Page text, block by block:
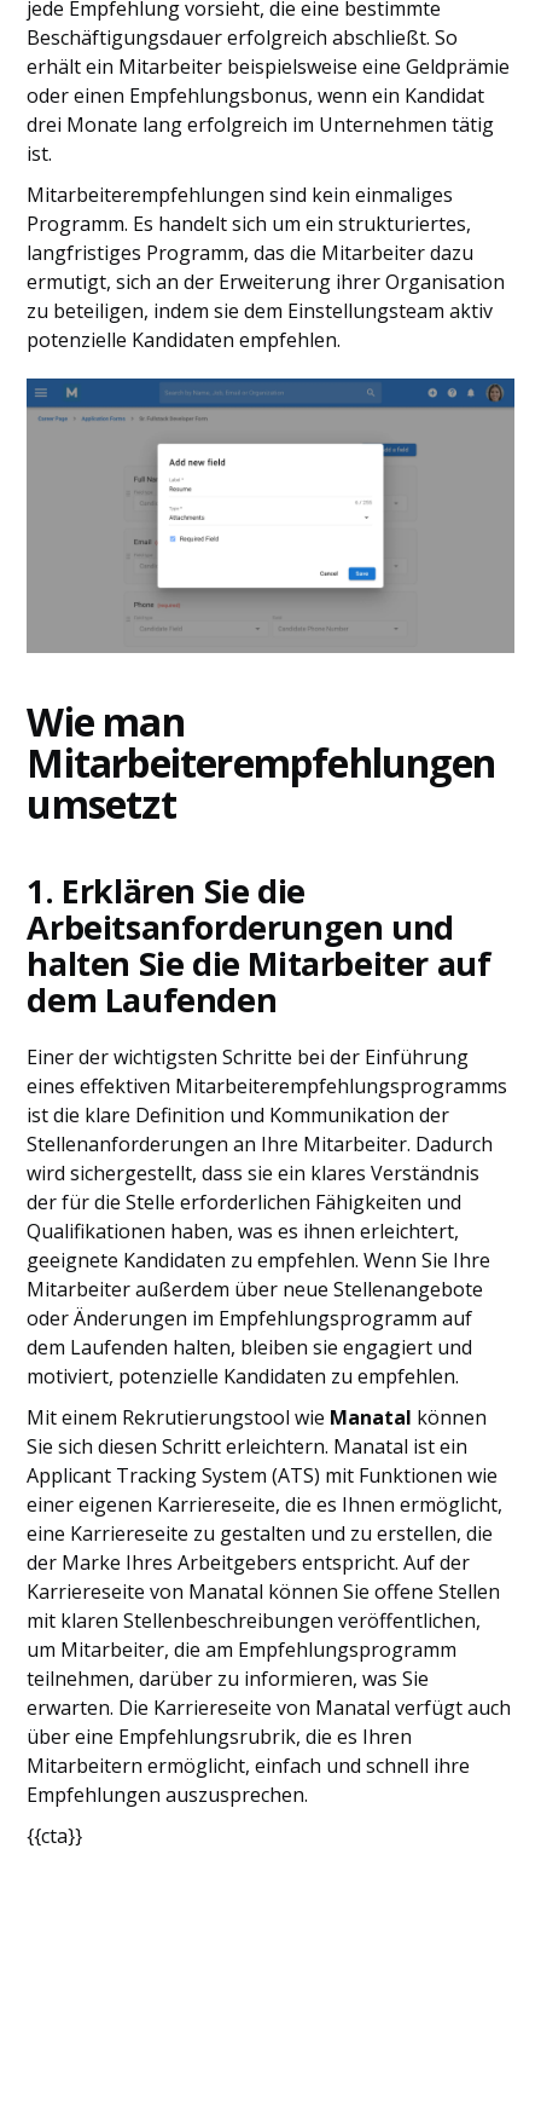
jede Empfehlung vorsieht, die eine bestimmte
Beschäftigungsdauer erfolgreich abschließt. So
erhält ein Mitarbeiter beispielsweise eine Geldprämie
oder einen Empfehlungsbonus, wenn ein Kandidat
drei Monate lang erfolgreich im Unternehmen tätig
ist.
Mitarbeiterempfehlungen sind kein einmaliges
Programm. Es handelt sich um ein strukturiertes,
langfristiges Programm, das die Mitarbeiter dazu
ermutigt, sich an der Erweiterung ihrer Organisation
zu beteiligen, indem sie dem Einstellungsteam aktiv
potenzielle Kandidaten empfehlen.
Wie man
Mitarbeiterempfehlungen
umsetzt
1. Erklären Sie die
Arbeitsanforderungen und
halten Sie die Mitarbeiter auf
dem Laufenden
Einer der wichtigsten Schritte bei der Einführung
eines effektiven Mitarbeiterempfehlungsprogramms
ist die klare Definition und Kommunikation der
Stellenanforderungen an Ihre Mitarbeiter. Dadurch
wird sichergestellt, dass sie ein klares Verständnis
der für die Stelle erforderlichen Fähigkeiten und
Qualifikationen haben, was es ihnen erleichtert,
geeignete Kandidaten zu empfehlen. Wenn Sie Ihre
Mitarbeiter außerdem über neue Stellenangebote
oder Änderungen im Empfehlungsprogramm auf
dem Laufenden halten, bleiben sie engagiert und
motiviert, potenzielle Kandidaten zu empfehlen.
Mit einem Rekrutierungstool wie Manatal können
Sie sich diesen Schritt erleichtern. Manatal ist ein
Applicant Tracking System (ATS) mit Funktionen wie
einer eigenen Karriereseite, die es Ihnen ermöglicht,
eine Karriereseite zu gestalten und zu erstellen, die
der Marke Ihres Arbeitgebers entspricht. Auf der
Karriereseite von Manatal können Sie offene Stellen
mit klaren Stellenbeschreibungen veröffentlichen,
um Mitarbeiter, die am Empfehlungsprogramm
teilnehmen, darüber zu informieren, was Sie
erwarten. Die Karriereseite von Manatal verfügt auch
über eine Empfehlungsrubrik, die es Ihren
Mitarbeitern ermöglicht, einfach und schnell ihre
Empfehlungen auszusprechen.
{{cta}}